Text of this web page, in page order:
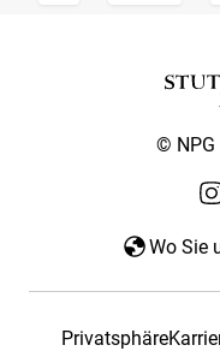
© NPG
Wo Sie
Privatsphäre